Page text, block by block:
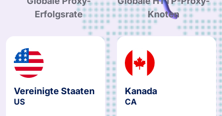
Globale Proxy-
Erfolgsrate
Globale HTTP-Proxy-
Knoten
Vereinigte Staaten
US
Kanada
CA